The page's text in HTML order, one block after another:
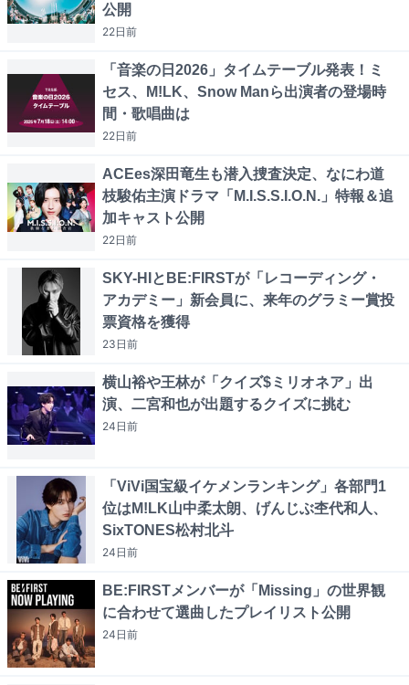
公開
22日前
「音楽の日2026」タイムテーブル発表！ミ
セス、M!LK、Snow Manら出演者の登場時
間・歌唱曲は
22日前
ACEes深田竜生も潜入捜査決定、なにわ道
枝駿佑主演ドラマ「M.I.S.S.I.O.N.」特報＆追
加キャスト公開
22日前
SKY-HIとBE:FIRSTが「レコーディング・
アカデミー」新会員に、来年のグラミー賞投
票資格を獲得
23日前
横山裕や王林が「クイズ$ミリオネア」出
演、二宮和也が出題するクイズに挑む
24日前
「ViVi国宝級イケメンランキング」各部門1
位はM!LK山中柔太朗、げんじぶ杢代和人、
SixTONES松村北斗
24日前
BE:FIRSTメンバーが「Missing」の世界観
に合わせて選曲したプレイリスト公開
24日前